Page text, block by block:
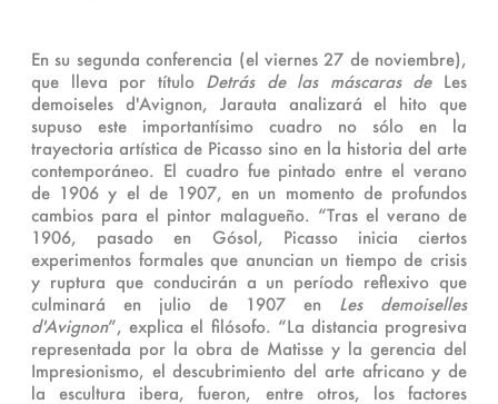
En su segunda conferencia (el viernes 27 de noviembre),
que lleva por título Detrás de las máscaras deLes
demoiseles d'Avignon, Jarauta analizará el hito que
supuso este importantísimo cuadro no sólo en la
trayectoria artística de Picasso sino en la historia del arte
contemporáneo. El cuadro fue pintado entre el verano
de 1906 y el de 1907, en un momento de profundos
cambios para el pintor malagueño. “Tras el verano de
1906, pasado en Gósol, Picasso inicia ciertos
experimentos formales que anuncian un tiempo de crisis
y ruptura que conducirán a un período reflexivo que
culminará en julio de 1907 en Les demoiselles
d'Avignon”, explica el filósofo. “La distancia progresiva
representada por la obra de Matisse y la gerencia del
Impresionismo, el descubrimiento del arte africano y de
la escultura ibera, fueron, entre otros, los factores